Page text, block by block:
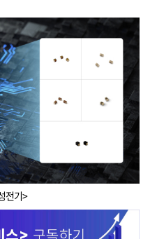
전기>